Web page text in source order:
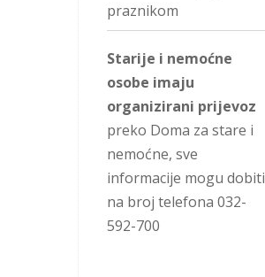
praznikom
Starije i nemoćne
osobe imaju
organizirani prijevoz
preko Doma za stare i
nemoćne, sve
informacije mogu dobiti
na broj telefona 032-
592-700